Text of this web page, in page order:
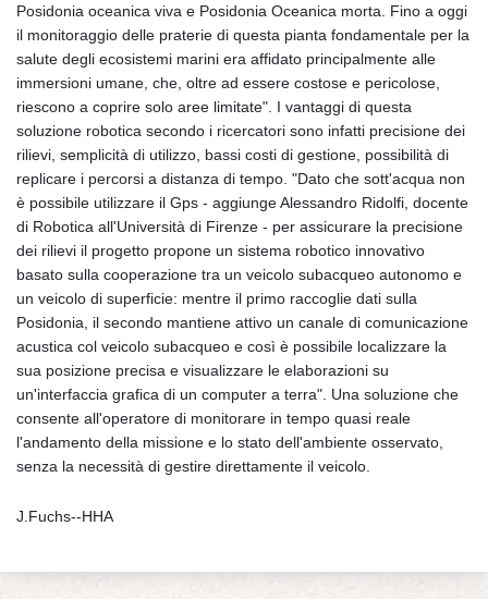
Posidonia oceanica viva e Posidonia Oceanica morta. Fino a oggi
il monitoraggio delle praterie di questa pianta fondamentale per la
salute degli ecosistemi marini era affidato principalmente alle
immersioni umane, che, oltre ad essere costose e pericolose,
riescono a coprire solo aree limitate". I vantaggi di questa
soluzione robotica secondo i ricercatori sono infatti precisione dei
rilievi, semplicità di utilizzo, bassi costi di gestione, possibilità di
replicare i percorsi a distanza di tempo. "Dato che sott'acqua non
è possibile utilizzare il Gps - aggiunge Alessandro Ridolfi, docente
di Robotica all'Università di Firenze - per assicurare la precisione
dei rilievi il progetto propone un sistema robotico innovativo
basato sulla cooperazione tra un veicolo subacqueo autonomo e
un veicolo di superficie: mentre il primo raccoglie dati sulla
Posidonia, il secondo mantiene attivo un canale di comunicazione
acustica col veicolo subacqueo e così è possibile localizzare la
sua posizione precisa e visualizzare le elaborazioni su
un'interfaccia grafica di un computer a terra". Una soluzione che
consente all'operatore di monitorare in tempo quasi reale
l'andamento della missione e lo stato dell'ambiente osservato,
senza la necessità di gestire direttamente il veicolo.
J.Fuchs--HHA